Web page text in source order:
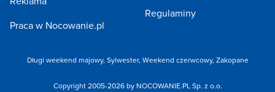
Praca w Nocowanie.pl
Regulaminy
Długi weekend majowy, Sylwester, Weekend czerwcowy, Zakopane
Copyright 2005-2026 by NOCOWANIE.PL Sp. z o.o.